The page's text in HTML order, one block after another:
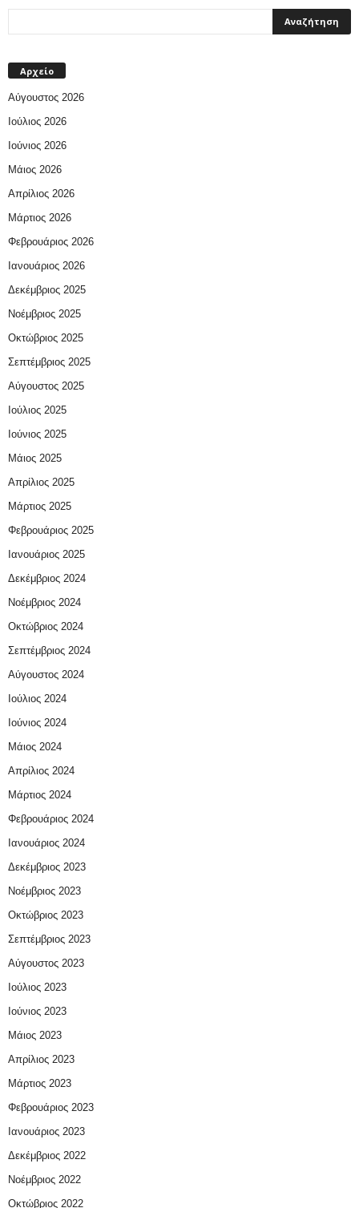
Αρχείο
Αύγουστος 2026
Ιούλιος 2026
Ιούνιος 2026
Μάιος 2026
Απρίλιος 2026
Μάρτιος 2026
Φεβρουάριος 2026
Ιανουάριος 2026
Δεκέμβριος 2025
Νοέμβριος 2025
Οκτώβριος 2025
Σεπτέμβριος 2025
Αύγουστος 2025
Ιούλιος 2025
Ιούνιος 2025
Μάιος 2025
Απρίλιος 2025
Μάρτιος 2025
Φεβρουάριος 2025
Ιανουάριος 2025
Δεκέμβριος 2024
Νοέμβριος 2024
Οκτώβριος 2024
Σεπτέμβριος 2024
Αύγουστος 2024
Ιούλιος 2024
Ιούνιος 2024
Μάιος 2024
Απρίλιος 2024
Μάρτιος 2024
Φεβρουάριος 2024
Ιανουάριος 2024
Δεκέμβριος 2023
Νοέμβριος 2023
Οκτώβριος 2023
Σεπτέμβριος 2023
Αύγουστος 2023
Ιούλιος 2023
Ιούνιος 2023
Μάιος 2023
Απρίλιος 2023
Μάρτιος 2023
Φεβρουάριος 2023
Ιανουάριος 2023
Δεκέμβριος 2022
Νοέμβριος 2022
Οκτώβριος 2022